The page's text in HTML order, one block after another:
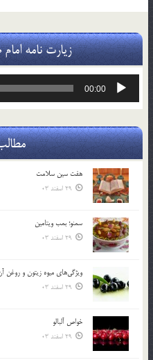
زیارت نامه
پخش‌کننده
00:00
هفت سين سلامت
29 اسفند 03
سمنو؛ بمب ويتامين
29 اسفند 03
ويژگي‌هاي ميوه زيتون و روغن
29 اسفند 03
خواص آلبالو
29 اسفند 03